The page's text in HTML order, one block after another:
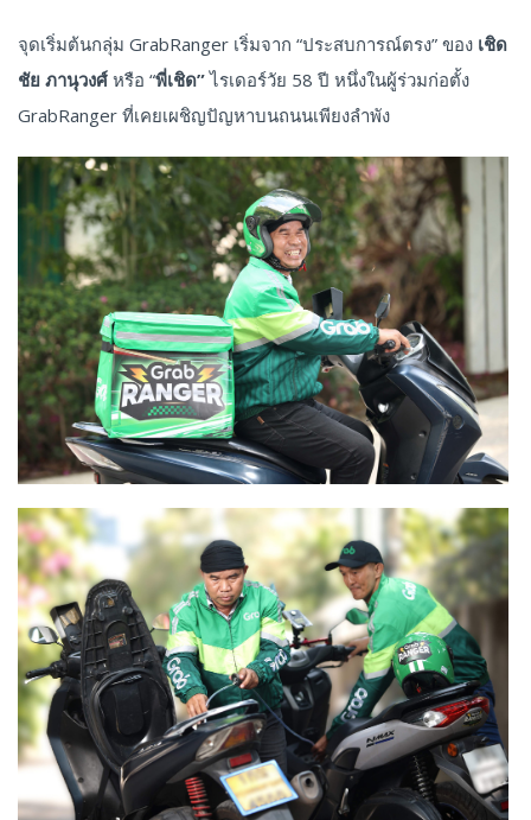
จุดเริ่มต้นกลุ่ม GrabRanger เริ่มจาก “ประสบการณ์ตรง” ของ เชิด
ชัย ภานุวงศ์ หรือ “พี่เชิด”ไรเดอร์วัย 58 ปี หนึ่งในผู้ร่วมก่อตั้ง
GrabRanger ที่เคยเผชิญปัญหาบนถนนเพียงลำพัง